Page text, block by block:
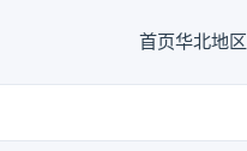
首页华北地区